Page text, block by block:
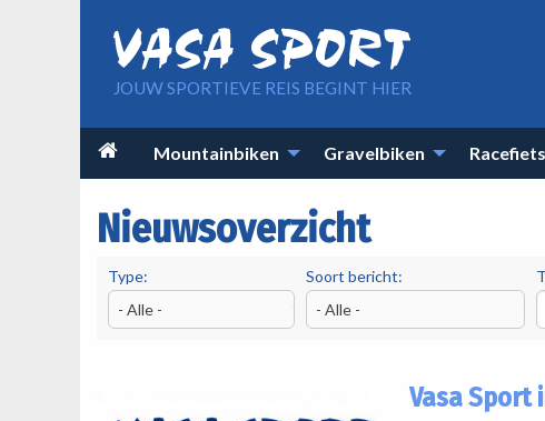
JOUW SPORTIEVE REIS BEGINT HIER
Main
navigation
 Mountainbiken Gravelbiken
Nieuwsoverzicht
Type: Soort bericht:
Vasa Sport